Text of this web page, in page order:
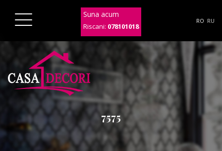
Suna acum
Riscani: 078101018
RO RU
7575